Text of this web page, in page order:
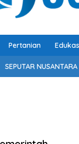
Pertanian
SEPUTAR NUSANTARA